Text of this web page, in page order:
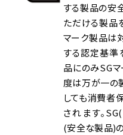
する製品の安
ただける製品
マーク製品は
する認定基準
品にのみSGマ
度は万が一の
しても消費者
されます。
(安全な製品)